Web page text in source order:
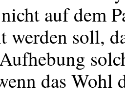
auf dem
soll,
das